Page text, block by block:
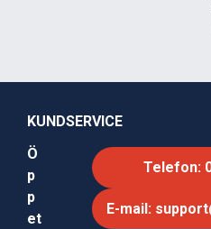
KUNDSERVICE
Ö
p
p
et
Telefon:
E-mail: